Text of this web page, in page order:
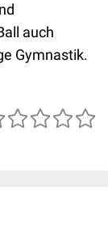
auch
Gymnastik.